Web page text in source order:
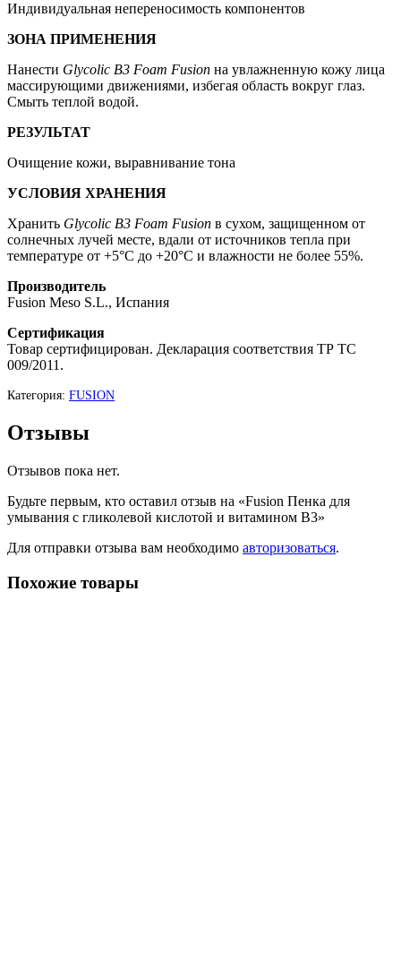
Индивидуальная непереносимость компонентов
ЗОНА ПРИМЕНЕНИЯ
Нанести Glycolic B3 Foam Fusion на увлажненную кожу лица
массирующими движениями, избегая область вокруг глаз.
Смыть теплой водой.
РЕЗУЛЬТАТ
Очищение кожи, выравнивание тона
УСЛОВИЯ ХРАНЕНИЯ
Хранить Glycolic B3 Foam Fusion в сухом, защищенном от
солнечных лучей месте, вдали от источников тепла при
температуре от +5°C до +20°C и влажности не более 55%.
Производитель
Fusion Meso S.L., Испания
Сертификация
Товар сертифицирован. Декларация соответствия ТР ТС
009/2011.
Категория: FUSION
Отзывы
Отзывов пока нет.
Будьте первым, кто оставил отзыв на «Fusion Пенка для
умывания с гликолевой кислотой и витамином B3»
Для отправки отзыва вам необходимо авторизоваться.
Похожие товары